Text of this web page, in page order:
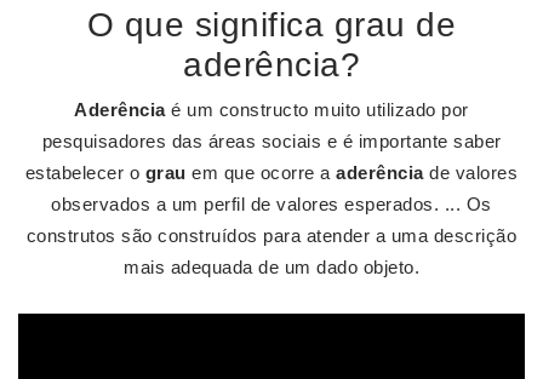
O que significa grau de
aderência?
Aderênciaé um constructo muito utilizado por
pesquisadores das áreas sociais e é importante saber
estabelecer o grau em que ocorre aaderênciade valores
observados a um perfil de valores esperados. ... Os
construtos são construídos para atender a uma descrição
mais adequada de um dado objeto.